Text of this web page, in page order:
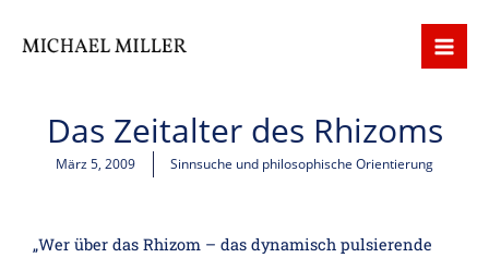
Inhalt
Das Zeitalter des Rhizoms
März 5, 2009 Sinnsuche und philosophische Orientierung
„Wer über das Rhizom – das dynamisch pulsierende